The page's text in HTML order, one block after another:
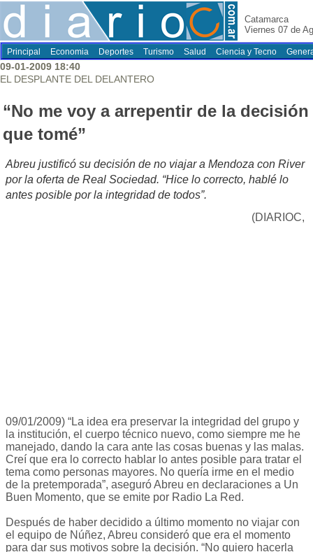
Catamarca
Viernes 07 de
Principal Economia Deportes Turismo Salud Ciencia y Tecno
09-01-2009 18:40
EL DESPLANTE DEL DELANTERO
“No me voy a arrepentir de la decisión
que tomé”
Abreu justificó su decisión de no viajar a Mendoza con River
por la oferta de Real Sociedad. “Hice lo correcto, hablé lo
antes posible por la integridad de todos”.
(DIARIOC,
09/01/2009) “La idea era preservar la integridad del grupo y
la institución, el cuerpo técnico nuevo, como siempre me he
manejado, dando la cara ante las cosas buenas y las malas.
Creí que era lo correcto hablar lo antes posible para tratar el
tema como personas mayores. No quería irme en el medio
de la pretemporada”, aseguró Abreu en declaraciones a Un
Buen Momento, que se emite por Radio La Red.
Después de haber decidido a último momento no viajar con
el equipo de Núñez, Abreu consideró que era el momento
para dar sus motivos sobre la decisión. “No quiero hacerla